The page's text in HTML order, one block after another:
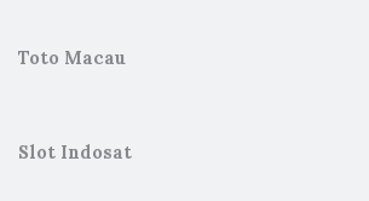
Toto Macau
Slot Indosat